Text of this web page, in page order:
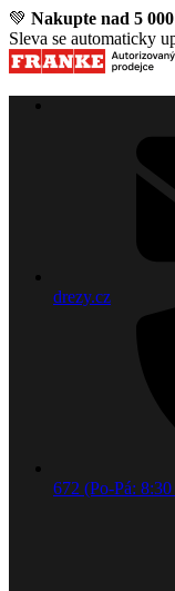
💚 Nakupte nad 5
Sleva se automaticky
drezy.cz
672 (Po-Pá: